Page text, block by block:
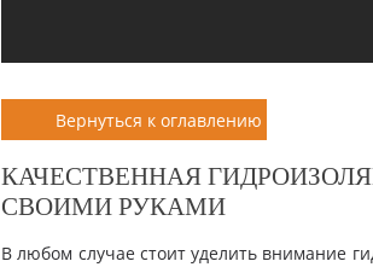
Вернуться к оглавлению
КАЧЕСТВЕННАЯ
СВОИМИ РУКАМИ
В любом случае стоит уделить внимание